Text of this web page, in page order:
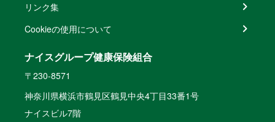
リンク集
Cookieの使用について
ナイスグループ健康保険組合
〒230-8571
神奈川県横浜市鶴見区鶴見中央4丁目33番1号
ナイスビル7階